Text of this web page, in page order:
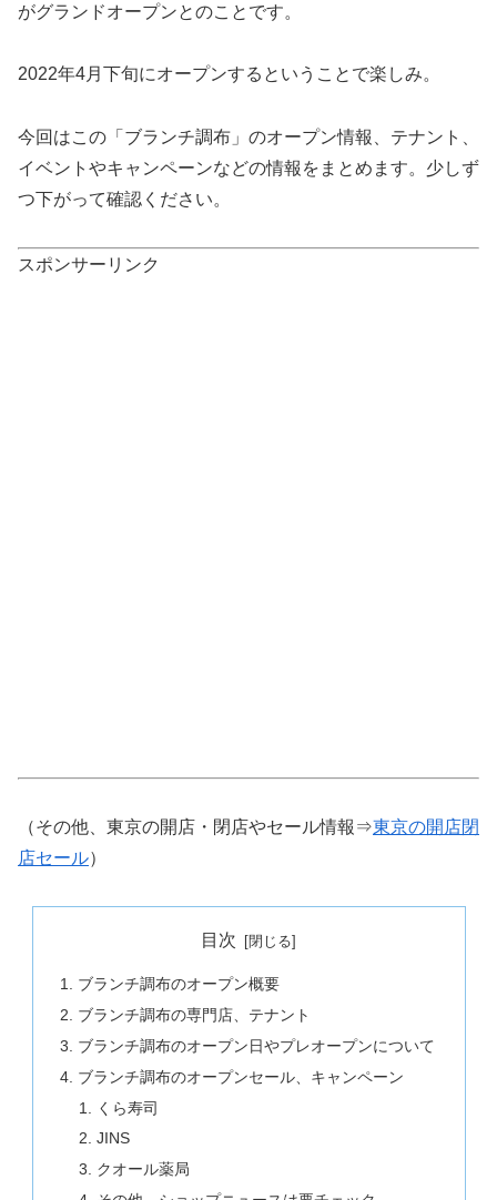
がグランドオープンとのことです。
2022年4月下旬にオープンするということで楽しみ。
今回はこの「ブランチ調布」のオープン情報、テナント、
イベントやキャンペーンなどの情報をまとめます。少しず
つ下がって確認ください。
スポンサーリンク
（その他、東京の開店・閉店やセール情報⇒東京の開店閉
店セール）
目次
ブランチ調布のオープン概要
ブランチ調布の専門店、テナント
ブランチ調布のオープン日やプレオープンについて
ブランチ調布のオープンセール、キャンペーン
くら寿司
JINS
クオール薬局